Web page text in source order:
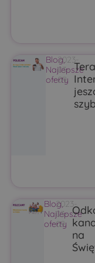
Blog,
Najlepsze
oferty
2023-
03-
09
Blog
Najlepsze
oferty
2023-
03-
09
na